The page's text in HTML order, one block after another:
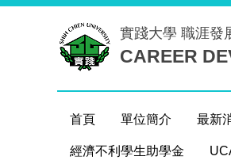
實踐大學 職涯發
CAREER
首頁 單位簡介 最新
經濟不利學生助學金